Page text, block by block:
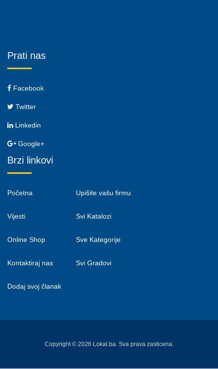
Prati nas
Facebook
Twitter
Linkedin
Google+
Brzi linkovi
Početna
Vijesti
Online Shop
Kontaktiraj nas
Dodaj svoj članak
Upišite vašu firmu
Svi Katalozi
Sve Kategorije
Svi Gradovi
Copyright © 2026 Lokal.ba. Sva prava zasticena.